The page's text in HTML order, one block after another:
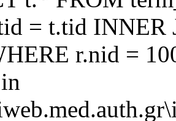
= t.tid INNER
r.nid =